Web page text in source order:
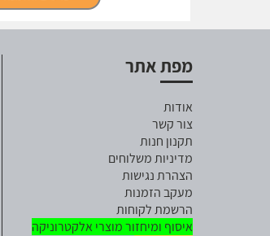
מפת אתר
אודות
צור קשר
תקנון חנות
מדיניות משלוחים
הצהרת נגישות
מעקב הזמנות
הרשמת לקוחות
איסוף ומיחזור מוצרי אלקטרוניקה